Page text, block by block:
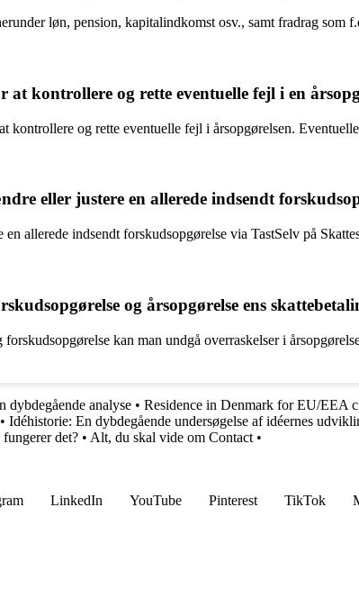
løn, pension, kapitalindkomst osv., samt fradrag som
at kontrollere og rette eventuelle fejl i en
kontrollere og rette eventuelle fejl i årsopgørelsen.
eller justere en allerede indsendt
allerede indsendt forskudsopgørelse via TastSelv på
og årsopgørelse ens
forskudsopgørelse kan man undgå overraskelser i
dybdegående analyse • Residence in Denmark for EU/EEA
• Idéhistorie: En dybdegående undersøgelse af idéernes
det? • Alt, du skal vide om Contact •
LinkedIn YouTube Pinterest TikTok